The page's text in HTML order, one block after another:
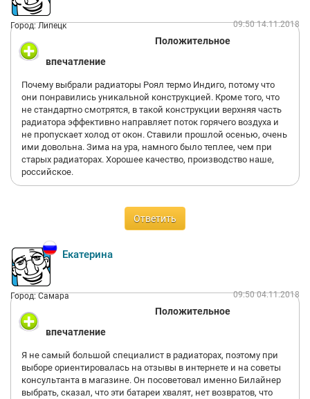
Город: Липецк 09:50 14.11.2018
Положительное
впечатление
Почему выбрали радиаторы Роял термо Индиго, потому что
они понравились уникальной конструкцией. Кроме того, что
не стандартно смотрятся, в такой конструкции верхняя часть
радиатора эффективно направляет поток горячего воздуха и
не пропускает холод от окон. Ставили прошлой осенью, очень
ими довольна. Зима на ура, намного было теплее, чем при
старых радиаторах. Хорошее качество, производство наше,
российское.
Ответить
Екатерина
Город: Самара 09:50 04.11.2018
Положительное
впечатление
Я не самый большой специалист в радиаторах, поэтому при
выборе ориентировалась на отзывы в интернете и на советы
консультанта в магазине. Он посоветовал именно Билайнер
выбрать, сказал, что эти батареи хвалят, нет возвратов, что